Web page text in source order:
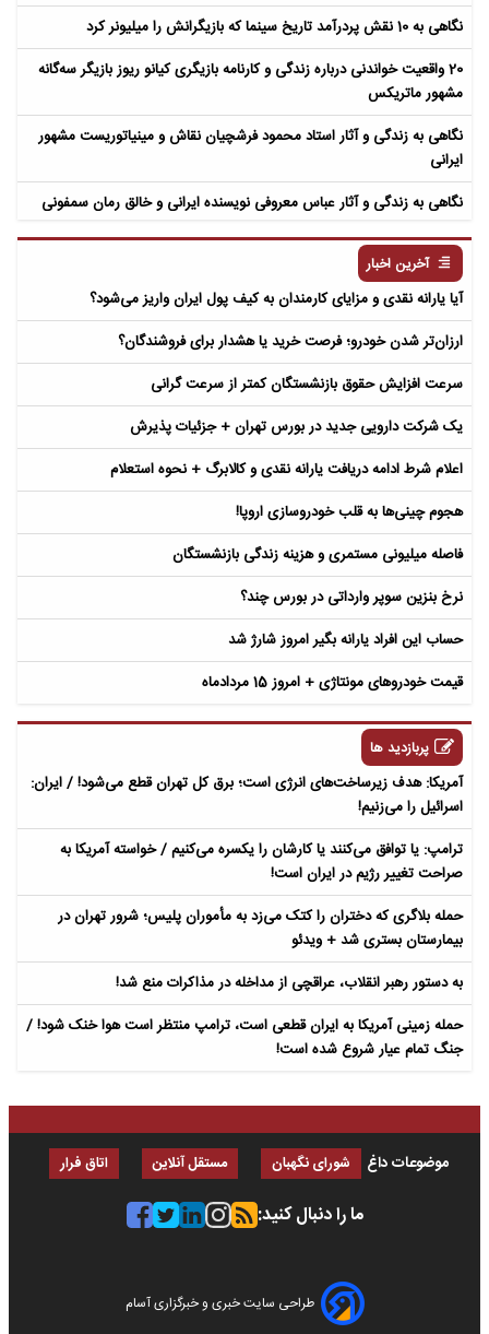
نگاهی به 10 نقش پردرآمد تاریخ سینما که بازیگرانش را میلیونر کرد
20 واقعیت خواندنی درباره زندگی و کارنامه بازیگری کیانو ریوز بازیگر سه‌گانه
مشهور ماتریکس
نگاهی به زندگی و آثار استاد محمود فرشچیان نقاش و مینیاتوریست مشهور
ایرانی
نگاهی به زندگی و آثار عباس معروفی نویسنده ایرانی و خالق رمان سمفونی
آخرین اخبار
آیا یارانه نقدی و مزایای کارمندان به کیف پول ایران واریز می‌شود؟
ارزان‌تر شدن خودرو؛ فرصت خرید یا هشدار برای فروشندگان؟
سرعت افزایش حقوق بازنشستگان کمتر از سرعت گرانی
یک شرکت دارویی جدید در بورس تهران + جزئیات پذیرش
اعلام شرط ادامه دریافت یارانه نقدی و کالابرگ + نحوه استعلام
هجوم چینی‌ها به قلب خودروسازی اروپا!
فاصله میلیونی مستمری و هزینه زندگی بازنشستگان
نرخ بنزین سوپر وارداتی در بورس چند؟
حساب این افراد یارانه بگیر امروز شارژ شد
قیمت خودروهای مونتاژی + امروز 15 مردادماه
پربازدید ها
آمریکا: هدف زیرساخت‌های انرژی است؛ برق کل تهران قطع می‌شود! / ایران:
اسرائیل را می‌زنیم!
ترامپ: یا توافق می‌کنند یا کارشان را یکسره می‌کنیم / خواسته آمریکا به
صراحت تغییر رژیم در ایران است!
حمله بلاگری که دختران را کتک می‌زد به مأموران پلیس؛ شرور تهران در
بیمارستان بستری شد + ویدئو
به دستور رهبر انقلاب، عراقچی از مداخله در مذاکرات منع شد!
حمله زمینی آمریکا به ایران قطعی است، ترامپ منتظر است هوا خنک شود! /
جنگ تمام عیار شروع شده است!
موضوعات داغ شورای نگهبان مستقل آنلاین اتاق فرار
ما را دنبال کنید:
طراحی سایت خبری و خبرگزاری آسام